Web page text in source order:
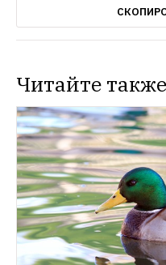
Читайте